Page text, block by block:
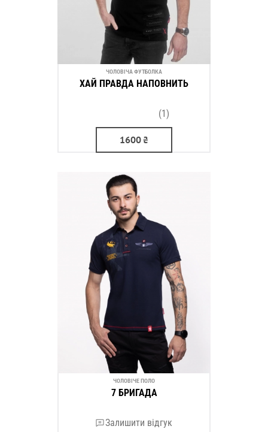
ЧОЛОВІЧА ФУТБОЛКА
ХАЙ ПРАВДА НАПОВНИТЬ
(1)
1600₴
ЧОЛОВІЧЕ ПОЛО
7 БРИГАДА
Залишити відгук